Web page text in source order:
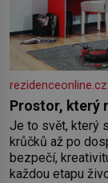
rezidenceonline.cz
Prostor, který
Je to svět, který
krůčků až po
bezpečí,
každou etapu